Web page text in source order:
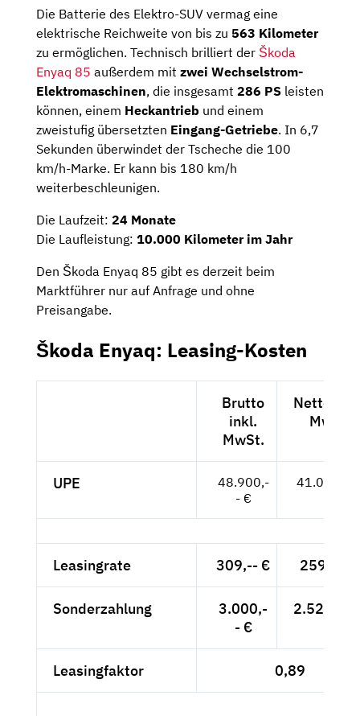
Die Batterie des Elektro-SUV vermag eine
elektrische Reichweite von bis zu 563 Kilometer
zu ermöglichen. Technisch brilliert der Škoda
Enyaq 85 außerdem mit zwei Wechselstrom-
Elektromaschinen, die insgesamt 286 PS leisten
können, einem Heckantrieb und einem
zweistufig übersetzten Eingang-Getriebe. In 6,7
Sekunden überwindet der Tscheche die 100
km/h-Marke. Er kann bis 180 km/h
weiterbeschleunigen.
Die Laufzeit: 24 Monate
Die Laufleistung: 10.000 Kilometer im Jahr
Den Škoda Enyaq 85 gibt es derzeit beim
Marktführer nur auf Anfrage und ohne
Preisangabe.
Škoda Enyaq: Leasing-Kosten
Brutto
inkl.
MwSt.
Netto
MwSt.
UPE
48.900,-
- €
41.092,--
Leasingrate 309,-- € 259,66 €
Sonderzahlung
3.000,-
- €
2.521,01
Leasingfaktor 0,89